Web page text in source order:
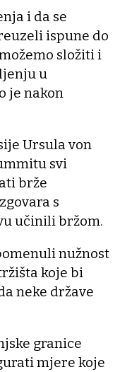
i da se
ispune do
složiti i
u
je nakon
Ursula von
svi
brže
s
učinili bržom.
nužnost
koje bi
neke države
granice
mjere koje